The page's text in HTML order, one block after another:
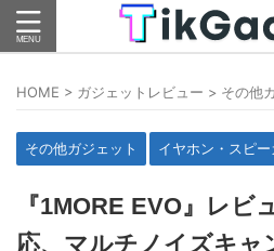
HOME > ガジェットレビュー > その他
その他ガジェット イヤホン・スピー
『1MORE EVO』レビ
応、マルチノイズキャ